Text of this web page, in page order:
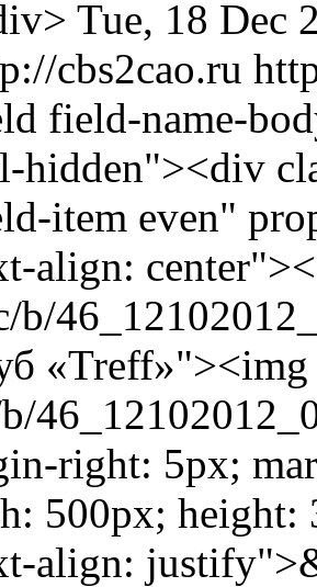
Tue, 18 Dec
cbs2cao.ru
field-name-
hidden"><div
item even"
align:
b/
right: 5px;
500px;
align: